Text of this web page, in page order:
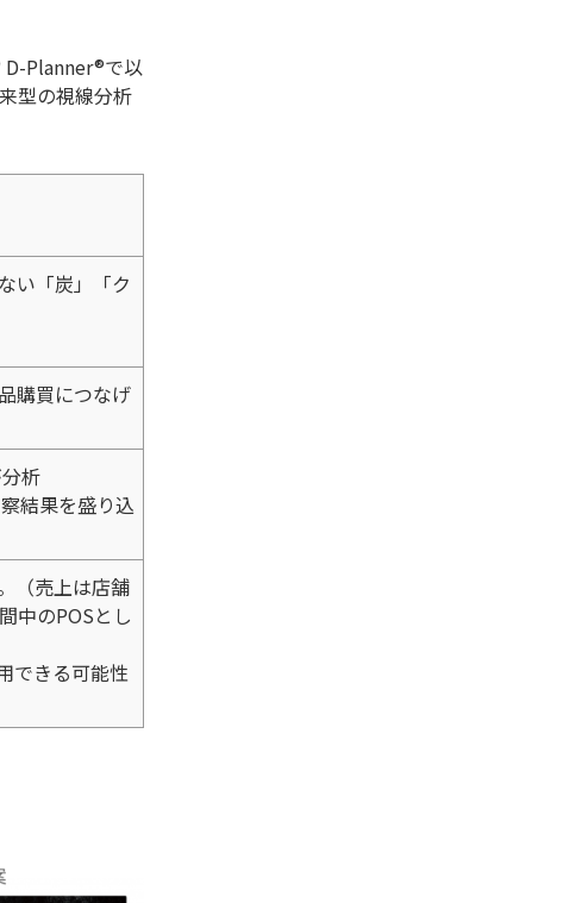
D-Planner®で以
型の視線分析
い「炭」「ク
購買につなげ
析
結果を盛り込
（売上は店舗
中のPOSとし
できる可能性